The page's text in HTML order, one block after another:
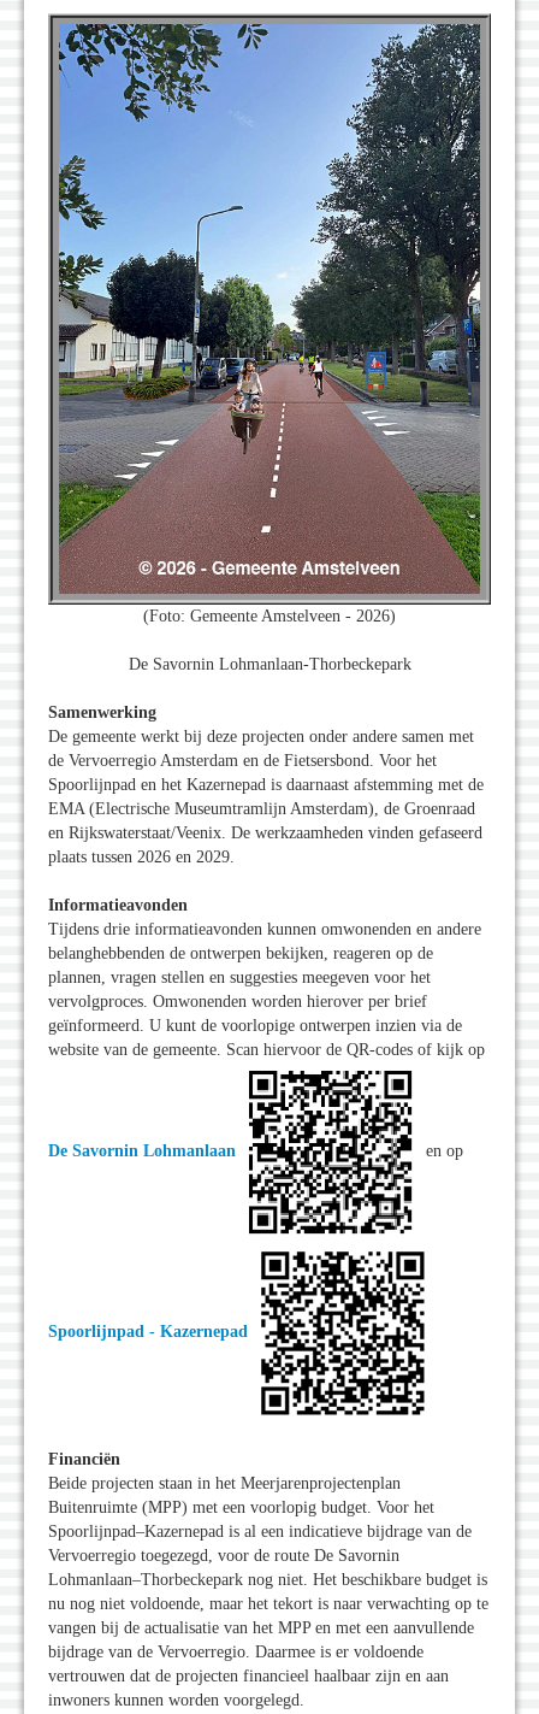
(Foto: Gemeente Amstelveen - 2026)
De Savornin Lohmanlaan-Thorbeckepark
Samenwerking
De gemeente werkt bij deze projecten onder andere samen met
de Vervoerregio Amsterdam en de Fietsersbond. Voor het
Spoorlijnpad en het Kazernepad is daarnaast afstemming met de
EMA (Electrische Museumtramlijn Amsterdam), de Groenraad
en Rijkswaterstaat/Veenix. De werkzaamheden vinden gefaseerd
plaats tussen 2026 en 2029.
Informatieavonden
Tijdens drie informatieavonden kunnen omwonenden en andere
belanghebbenden de ontwerpen bekijken, reageren op de
plannen, vragen stellen en suggesties meegeven voor het
vervolgproces. Omwonenden worden hierover per brief
geïnformeerd. U kunt de voorlopige ontwerpen inzien via de
website van de gemeente. Scan hiervoor de QR-codes of kijk op
De Savornin Lohmanlaan en op
Spoorlijnpad - Kazernepad
Financiën
Beide projecten staan in het Meerjarenprojectenplan
Buitenruimte (MPP) met een voorlopig budget. Voor het
Spoorlijnpad–Kazernepad is al een indicatieve bijdrage van de
Vervoerregio toegezegd, voor de route De Savornin
Lohmanlaan–Thorbeckepark nog niet. Het beschikbare budget is
nu nog niet voldoende, maar het tekort is naar verwachting op te
vangen bij de actualisatie van het MPP en met een aanvullende
bijdrage van de Vervoerregio. Daarmee is er voldoende
vertrouwen dat de projecten financieel haalbaar zijn en aan
inwoners kunnen worden voorgelegd.